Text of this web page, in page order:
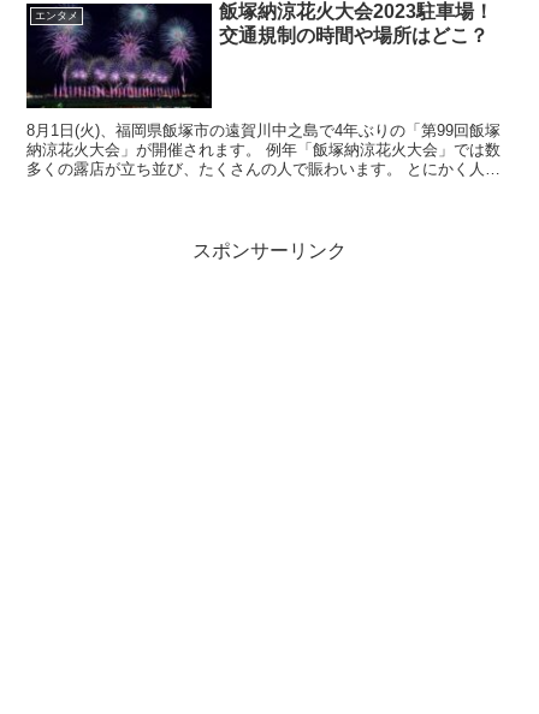
エンタメ
飯塚納涼花火大会2023駐車場！
交通規制の時間や場所はどこ？
8月1日(火)、福岡県飯塚市の遠賀川中之島で4年ぶりの「第99回飯塚
納涼花火大会」が開催されます。 例年「飯塚納涼花火大会」では数
多くの露店が立ち並び、たくさんの人で賑わいます。 とにかく人が
スポンサーリンク